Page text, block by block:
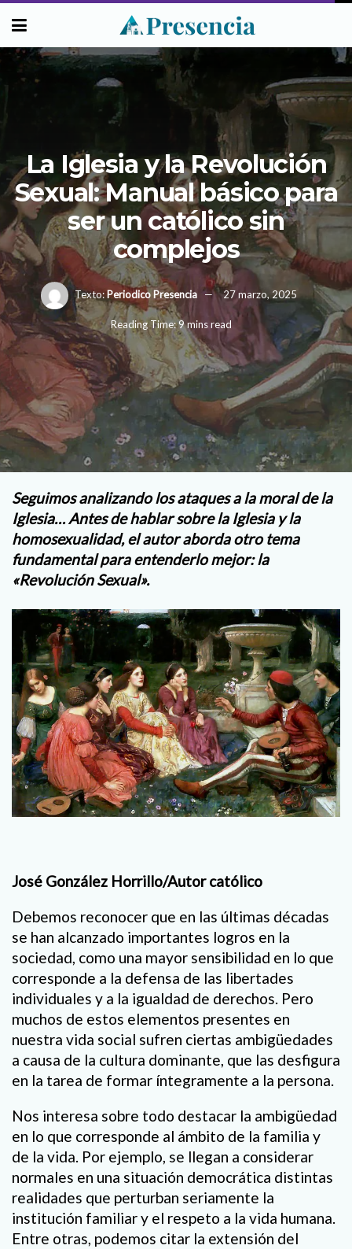
La Iglesia y la Revolución
Sexual: Manual básico para
ser un católico sin
complejos
Texto:Periodico Presencia 27 marzo, 2025
Reading Time: 9 mins read
Seguimos analizando los ataques a la moral de la
Iglesia… Antes de hablar sobre la Iglesia y la
homosexualidad, el autor aborda otro tema
fundamental para entenderlo mejor: la
«Revolución Sexual».
José González Horrillo/Autor católico
Debemos reconocer que en las últimas décadas
se han alcanzado importantes logros en la
sociedad, como una mayor sensibilidad en lo que
corresponde a la defensa de las libertades
individuales y a la igualdad de derechos. Pero
muchos de estos elementos presentes en
nuestra vida social sufren ciertas ambigüedades
a causa de la cultura dominante, que las desfigura
en la tarea de formar íntegramente a la persona.
Nos interesa sobre todo destacar la ambigüedad
en lo que corresponde al ámbito de la familia y
de la vida. Por ejemplo, se llegan a considerar
normales en una situación democrática distintas
realidades que perturban seriamente la
institución familiar y el respeto a la vida humana.
Entre otras, podemos citar la extensión del